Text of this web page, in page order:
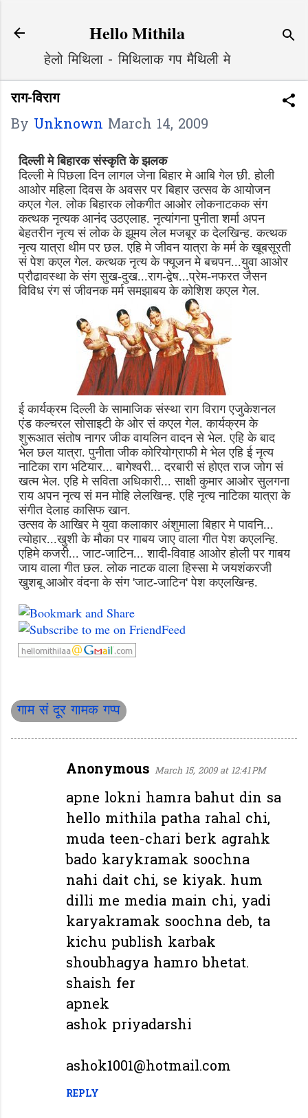
Hello Mithila
हेलो मिथिला - मिथिलाक गप मैथिली मे
राग-विराग
By Unknown March 14, 2009
दिल्ली मे बिहारक संस्कृति के झलक
दिल्ली मे पिछला दिन लागल जेना बिहार मे आबि गेल छी. होली
आओर महिला दिवस के अवसर पर बिहार उत्सव के आयोजन
कएल गेल.लोक बिहारक लोकगीत आओर लोकनाटकक संग
कत्थक नृत्यक आनंद उठएलाह. नृत्यांगना पुनीता शर्मा अपन
बेहतरीन नृत्य सं लोक के झूमय लेल मजबूर क देलखिन्ह.कत्थक
नृत्य यात्रा थीम पर छल. एहि मे जीवन यात्रा के मर्म के खूबसूरती
सं पेश कएल गेल. कत्थक नृत्य के फ्यूजन मे बचपन...युवा आओर
प्रौढावस्था के संग सुख-दुख...राग-द्वेष...प्रेम-नफरत जैसन
विविध रंग सं जीवनक मर्म समझाबय के कोशिश कएल गेल.
ई कार्यक्रमदिल्ली के सामाजिक संस्था राग विराग एजुकेशनल
एंड कल्चरल सोसाइटी के ओर सं कएल गेल. कार्यक्रम के
शुरूआत संतोष नागर जीक वायलिन वादन से भेल. एहि के बाद
भेल छल यात्रा. पुनीता जीक कोरियोग्राफी मे भेल एहि ई नृत्य
नाटिकाराग भटियार... बागेश्वरी... दरबारी सं होएत राज जोग सं
खत्म भेल. एहि मे सविता अधिकारी... साक्षी कुमार आओर सुलगना
राय अपन नृत्य सं मन मोहि लेलखिन्ह. एहि नृत्य नाटिका यात्रा के
संगीत देलाह कासिफ खान.
उत्सव के आखिर मे युवा कलाकार अंशुमाला बिहार मे पावनि...
त्योहार...खुशी के मौका पर गाबय जाए वाला गीत पेश कएलन्हि.
एहिमे कजरी... जाट-जाटिन... शादी-विवाह आओर होली पर गाबय
जाय वाला गीत छल.लोक नाटक वाला हिस्सा मे जयशंकरजी
खुशबू आओर वंदना के संग 'जाट-जाटिन'पेश कएलखिन्ह.
गाम सं दूर गामक गप्प
Anonymous March 15, 2009 at 12:41 PM
apne lokni hamra bahut din sa
hello mithila patha rahal chi,
muda teen-chari berk agrahk
bado karykramak soochna
nahi dait chi, se kiyak. hum
dilli me media main chi, yadi
karyakramak soochna deb, ta
kichu publish karbak
shoubhagya hamro bhetat.
shaish fer
apnek
ashok priyadarshi
ashok1001@hotmail.com
REPLY